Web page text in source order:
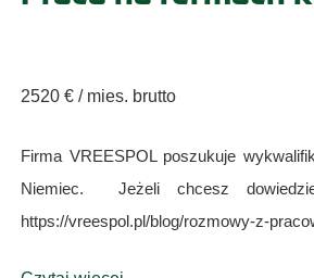
2520 € / mies. brutto
Firma VREESPOL poszukuje
Niemiec. Jeżeli chcesz
https://vreespol.pl/blog/rozmowy-z-